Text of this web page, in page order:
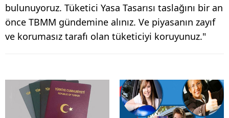
bulunuyoruz. Tüketici Yasa Tasarısı taslağını bir an
önce TBMM gündemine alınız. Ve piyasanın zayıf
ve korumasız tarafı olan tüketiciyi koruyunuz."